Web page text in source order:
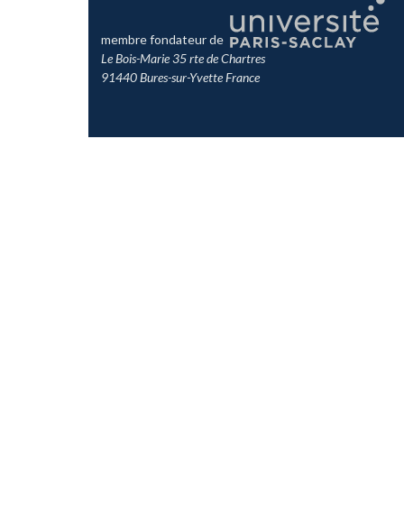
membre fondateur de
Le Bois-Marie 35 rte de Chartres
91440 Bures-sur-Yvette France